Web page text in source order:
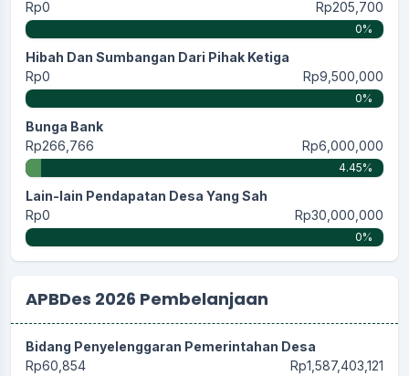
Rp0 Rp205,700
0%
Hibah Dan Sumbangan Dari Pihak Ketiga
Rp0
Rp9,500,000
0%
Bunga Bank
Rp266,766
Rp6,000,000
4.45%
Lain-lain Pendapatan Desa Yang Sah
Rp0
Rp30,000,000
0%
APBDes 2026 Pembelanjaan
Bidang Penyelenggaran Pemerintahan Desa
Rp60,854
Rp1,587,403,121